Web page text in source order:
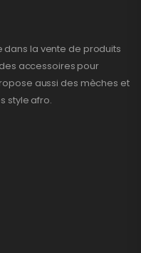
dans la vente de produits
accessoires pour
aussi des mèches et
style afro.